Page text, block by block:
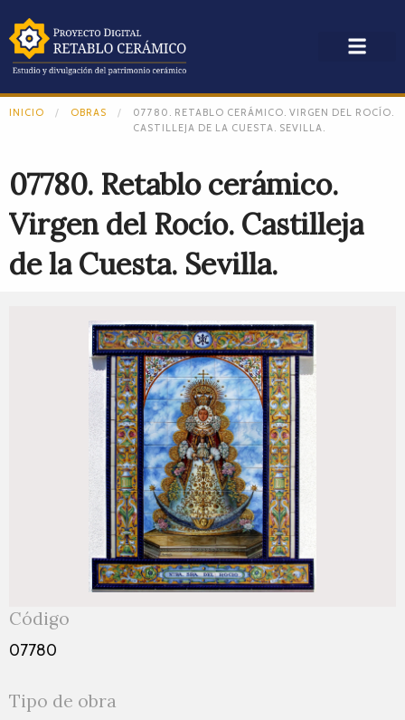
INICIO OBRAS
07780. RETABLO CERÁMICO. VIRGEN DEL ROCÍO.
CASTILLEJA DE LA CUESTA. SEVILLA.
07780. Retablo cerámico.
Virgen del Rocío. Castilleja
de la Cuesta. Sevilla.
Código
07780
Tipo de obra